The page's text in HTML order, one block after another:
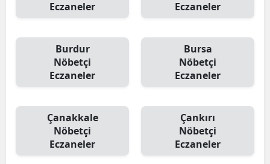
Eczaneler Eczaneler
Burdur
Nöbetçi
Eczaneler
Bursa
Nöbetçi
Eczaneler
Çanakkale
Nöbetçi
Eczaneler
Çankırı
Nöbetçi
Eczaneler